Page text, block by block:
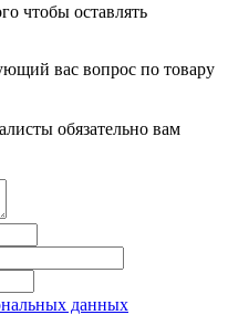
чтобы оставлять
вас вопрос по товару
обязательно вам
данных